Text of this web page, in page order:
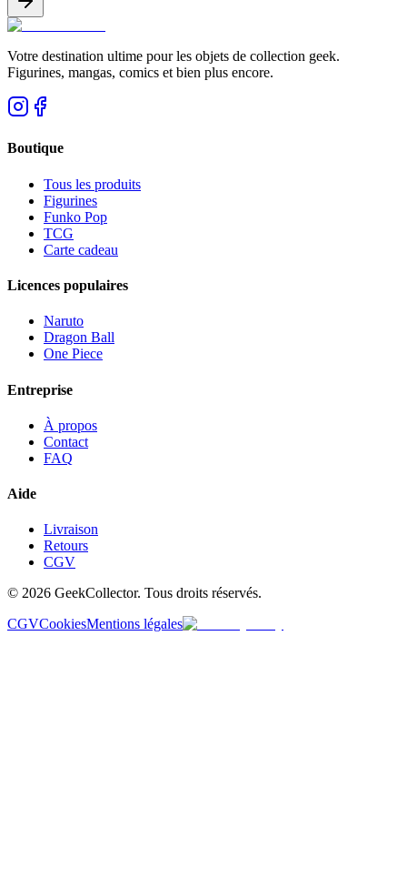
Votre destination ultime pour les objets de collection geek.
Figurines, mangas, comics et bien plus encore.
Boutique
Tous les produits
Figurines
Funko Pop
TCG
Carte cadeau
Licences populaires
Naruto
Dragon Ball
One Piece
Entreprise
À propos
Contact
FAQ
Aide
Livraison
Retours
CGV
© 2026 GeekCollector. Tous droits réservés.
CGVCookiesMentions légales